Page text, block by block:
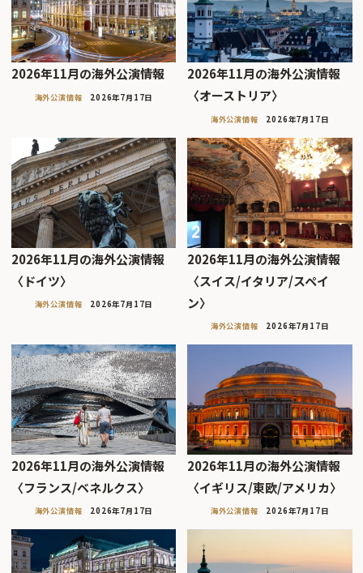
2026年11月の海外公演情報
海外公演情報 2026年7月17日
2026年11月の海外公演情報
〈オーストリア〉
海外公演情報 2026年7月17日
2026年11月の海外公演情報
〈ドイツ〉
海外公演情報 2026年7月17日
2026年11月の海外公演情報
〈スイス/イタリア/スペイ
ン〉
海外公演情報 2026年7月17日
2026年11月の海外公演情報
〈フランス/ベネルクス〉
海外公演情報 2026年7月17日
2026年11月の海外公演情報
〈イギリス/東欧/アメリカ〉
海外公演情報 2026年7月17日